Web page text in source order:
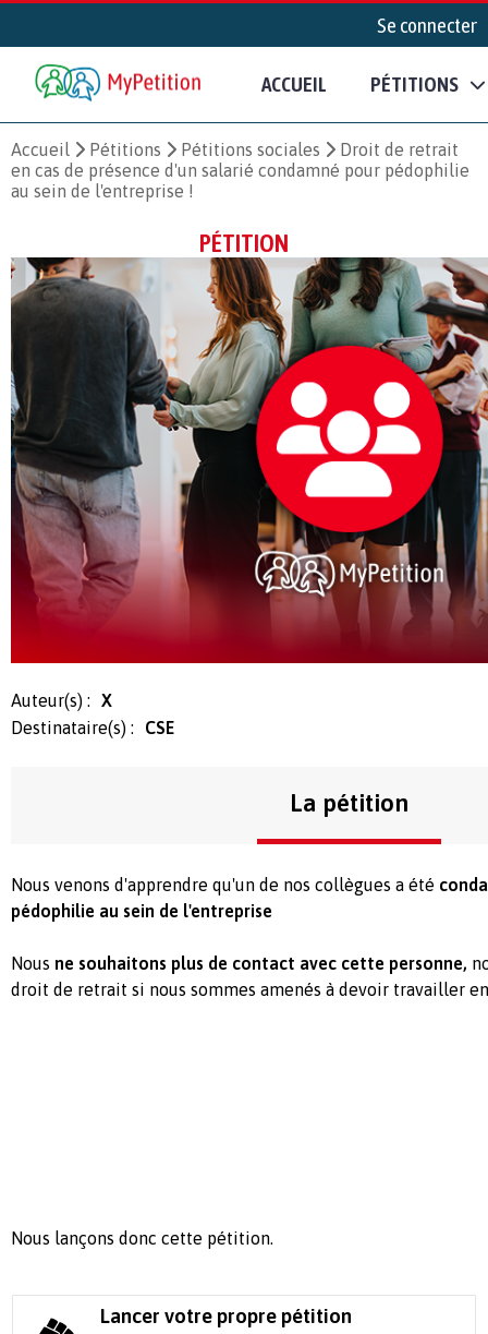
Se connecter
ACCUEIL PÉTITIONS
Accueil Pétitions Pétitions sociales
Droit de retrait
en cas de présence d'un salarié condamné pour pédophilie
au sein de l'entreprise !
PÉTITION
Auteur(s) :
X
Destinataire(s) :
CSE
La pétition
Nous venons d'apprendre qu'un de nos collègues a été
pédophilie au sein de l'entreprise
Nous ne souhaitons plus de contact avec cette personne,
droit de retrait si nous sommes amenés à devoir travailler
Nous lançons donc cette pétition.
Lancer votre propre pétition